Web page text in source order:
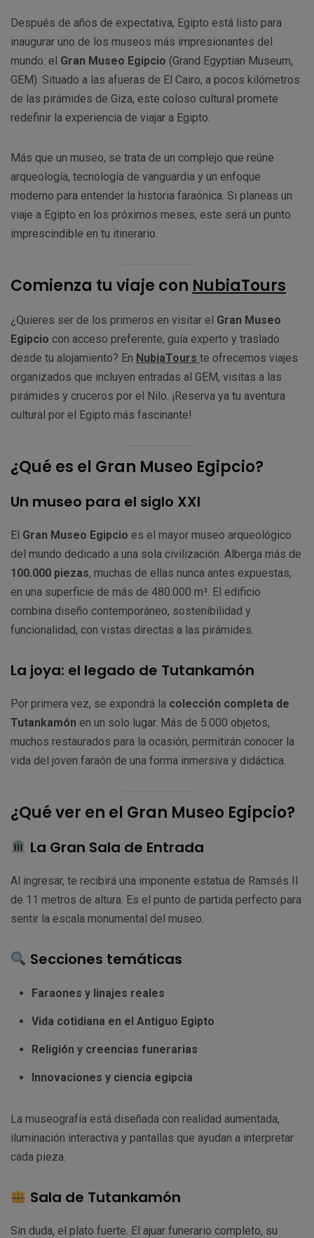
Después de años de expectativa, Egipto está listo para
inaugurar uno de los museos más impresionantes del
mundo: el Gran Museo Egipcio (Grand Egyptian Museum,
GEM). Situado a las afueras de El Cairo, a pocos kilómetros
de las pirámides de Giza, este coloso cultural promete
redefinir la experiencia de viajar a Egipto.
Más que un museo, se trata de un complejo que reúne
arqueología, tecnología de vanguardia y un enfoque
moderno para entender la historia faraónica. Si planeas un
viaje a Egipto en los próximos meses, este será un punto
imprescindible en tu itinerario.
Comienza tu viaje con NubiaTours
¿Quieres ser de los primeros en visitar el Gran Museo
Egipcio con acceso preferente, guía experto y traslado
desde tu alojamiento? En NubiaTours te ofrecemos viajes
organizados que incluyen entradas al GEM, visitas a las
pirámides y cruceros por el Nilo. ¡Reserva ya tu aventura
cultural por el Egipto más fascinante!
¿Qué es el Gran Museo Egipcio?
Un museo para el siglo XXI
El Gran Museo Egipcio es el mayor museo arqueológico
del mundo dedicado a una sola civilización. Alberga más de
100.000 piezas, muchas de ellas nunca antes expuestas,
en una superficie de más de 480.000 m². El edificio
combina diseño contemporáneo, sostenibilidad y
funcionalidad, con vistas directas a las pirámides.
La joya: el legado de Tutankamón
Por primera vez, se expondrá la colección completa de
Tutankamón en un solo lugar. Más de 5.000 objetos,
muchos restaurados para la ocasión, permitirán conocer la
vida del joven faraón de una forma inmersiva y didáctica.
¿Qué ver en el Gran Museo Egipcio?
La Gran Sala de Entrada
Al ingresar, te recibirá una imponente estatua de Ramsés II
de 11 metros de altura. Es el punto de partida perfecto para
sentir la escala monumental del museo.
Secciones temáticas
Faraones y linajes reales
Vida cotidiana en el Antiguo Egipto
Religión y creencias funerarias
Innovaciones y ciencia egipcia
La museografía está diseñada con realidad aumentada,
iluminación interactiva y pantallas que ayudan a interpretar
cada pieza.
Sala de Tutankamón
Sin duda, el plato fuerte. El ajuar funerario completo, su